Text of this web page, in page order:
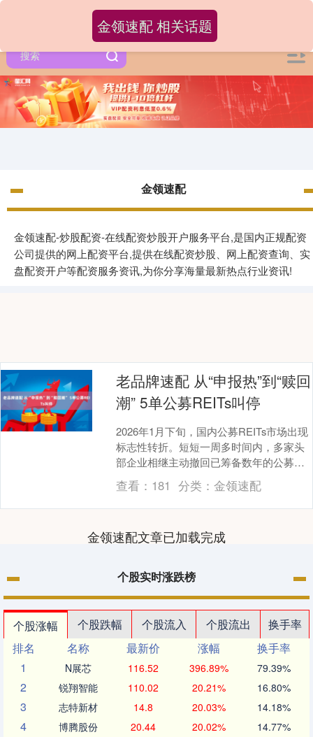
金领速配
金领速配-炒股配资-在线配资炒股开户服务平台,是国内正规配资
公司提供的网上配资平台,提供在线配资炒股、网上配资查询、实
盘配资开户等配资服务资讯,为你分享海量最新热点行业资讯!
金领速配 相关话题
老品牌速配 从“申报热”到“赎回
潮” 5单公募REITs叫停
2026年1月下旬，国内公募REITs市场出现
标志性转折。短短一周多时间内，多家头
部企业相继主动撤回已筹备数年的公募
REITs发行或扩募申请。 1月23日，上海....
查看： 181 分类： 金领速配
金领速配文章已加载完成
个股实时涨跌榜
个股涨幅 个股跌幅 个股流入 个股流出
换手率
排名
名称 最新价 涨幅
换手率
1
N展芯 116.52 396.89% 79.39%
2 锐翔智能 110.02 20.21% 16.80%
3 志特新材 14.8 20.03% 14.18%
4 博腾股份 20.44 20.02% 14.77%